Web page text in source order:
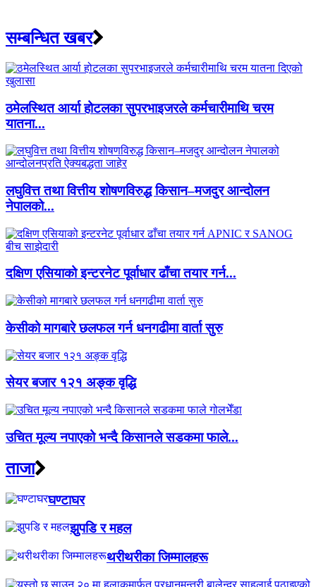
सम्बन्धित खबर
ठमेलस्थित आर्या होटलका सुपरभाइजरले कर्मचारीमाथि चरम
यातना...
लघुवित्त तथा वित्तीय शोषणविरुद्ध किसान–मजदुर आन्दोलन
नेपालको...
दक्षिण एसियाको इन्टरनेट पूर्वाधार ढाँचा तयार गर्न...
केसीको मागबारे छलफल गर्न धनगढीमा वार्ता सुरु
सेयर बजार १२१ अङ्क वृद्धि
उचित मूल्य नपाएको भन्दै किसानले सडकमा फाले...
ताजा
घण्टाघर
झुपडि र महल
थरीथरीका जिम्मालहरू